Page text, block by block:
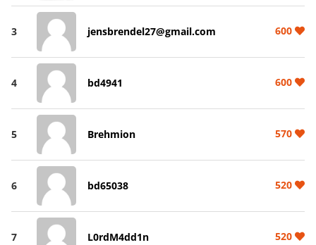
3 jensbrendel27@gmail.com 600
4 bd4941 600
5 Brehmion 570
6 bd65038 520
7 L0rdM4dd1n 520